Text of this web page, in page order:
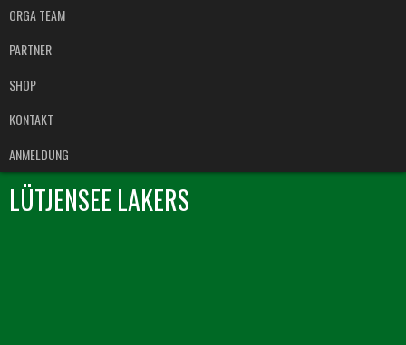
ORGA TEAM
PARTNER
SHOP
KONTAKT
ANMELDUNG
LÜTJENSEE LAKERS